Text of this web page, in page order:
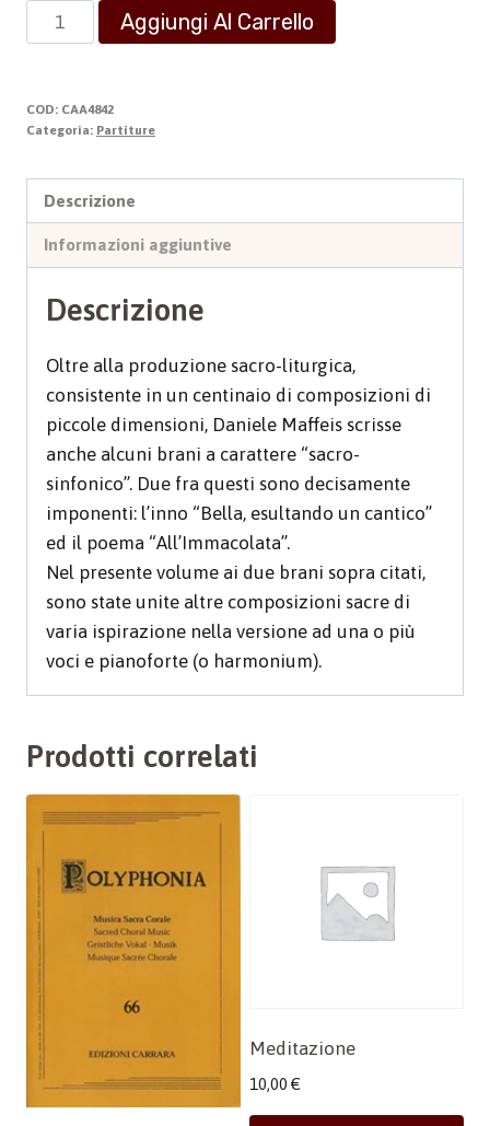
Opera
Omnia
-
Cori
Poemi
religiosi
Aggiungi Al Carrello
COD: CAA4842
Categoria: Partiture
Descrizione
Informazioni aggiuntive
Descrizione
Oltre alla produzione sacro-liturgica,
consistente in un centinaio di composizioni di
piccole dimensioni, Daniele Maffeis scrisse
anche alcuni brani a carattere “sacro-
sinfonico”. Due fra questi sono decisamente
imponenti: l’inno “Bella, esultando un cantico”
ed il poema “All’Immacolata”.
Nel presente volume ai due brani sopra citati,
sono state unite altre composizioni sacre di
varia ispirazione nella versione ad una o più
voci e pianoforte (o harmonium).
Prodotti correlati
Meditazione
10,00 €